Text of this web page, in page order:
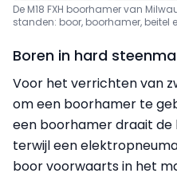
De M18 FXH boorhamer van
standen: boor, boorhamer, beitel
Boren in hard
Voor het verrichten van
om een boorhamer te
een boorhamer draait
terwijl een
boor voorwaarts in het